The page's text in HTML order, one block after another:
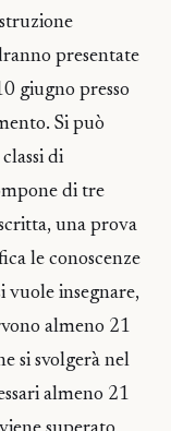
presentate
giugno presso
Si può
di
di tre
una prova
le conoscenze
vuole insegnare,
almeno 21
si svolgerà nel
almeno 21